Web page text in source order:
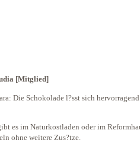
[Mitglied]
Die Schokolade l?sst sich
es im Naturkostladen oder im
ohne weitere Zus?tze.